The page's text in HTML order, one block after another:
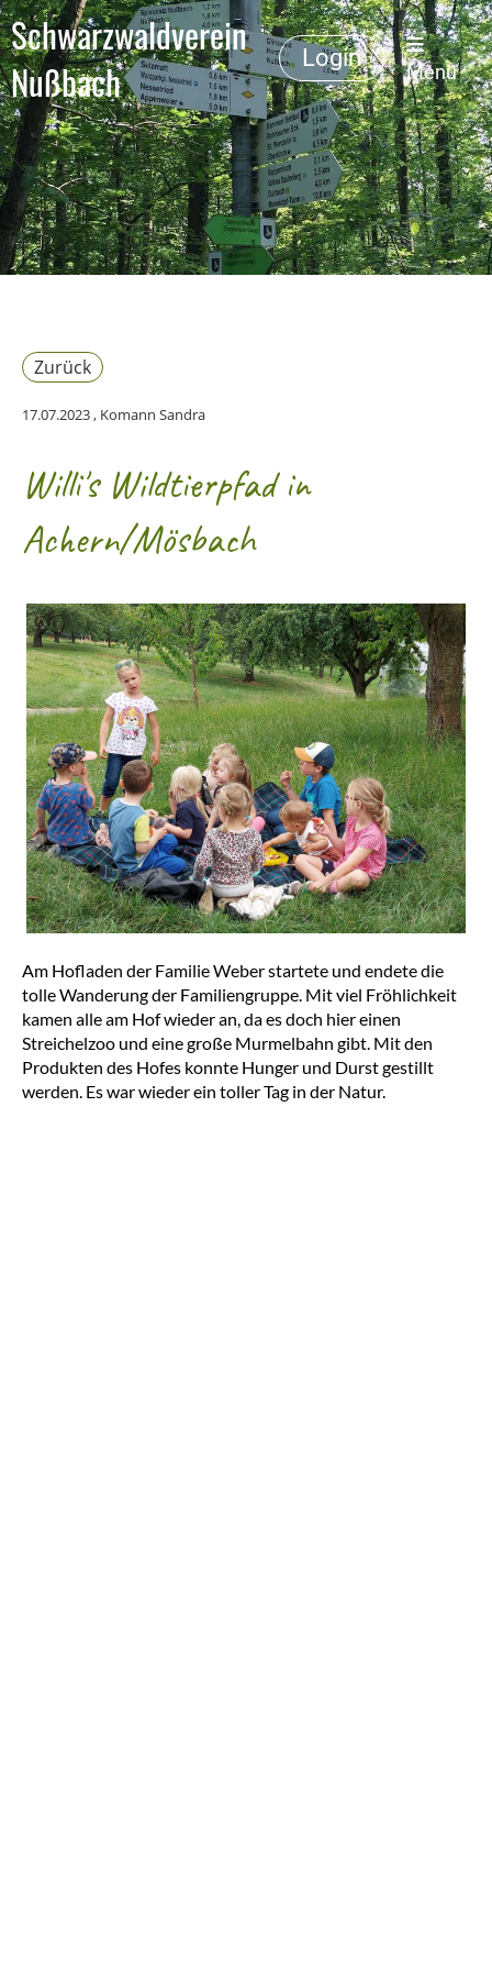
Schwarzwaldverein
Nußbach
Login
Menü
Zurück
17.07.2023, Komann Sandra
Willi's Wildtierpfad in
Achern/Mösbach
Am Hofladen der Familie Weber startete und endete die
tolle Wanderung der Familiengruppe. Mit viel Fröhlichkeit
kamen alle am Hof wieder an, da es doch hier einen
Streichelzoo und eine große Murmelbahn gibt. Mit den
Produkten des Hofes konnte Hunger und Durst gestillt
werden. Es war wieder ein toller Tag in der Natur.